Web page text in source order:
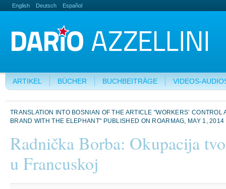
English Deutsch Español
ARTIKEL BÜCHER BUCHBEITRÄGE VIDEOS-
TRANSLATION INTO BOSNIAN OF THE ARTICLE "WORKERS’ CONTROL
BRAND WITH THE ELEPHANT" PUBLISHED ON ROARMAG, MAY 1, 2014
Radnička Borba: Okupacija
u Francuskoj